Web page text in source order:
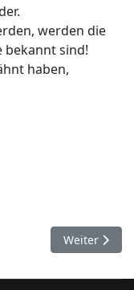
werden die
bekannt sind!
haben,
Nächster
Weiter